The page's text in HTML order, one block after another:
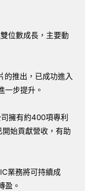
位數成長，主要動
的推出，已成功進入
一步提升。
擁有約400項專利
始貢獻營收，有助
業務將可持續成
盈。